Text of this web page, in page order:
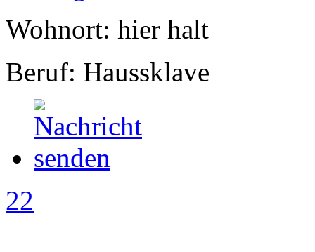
Wohnort: hier halt
Beruf: Haussklave
22